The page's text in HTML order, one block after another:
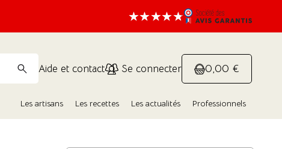
Aide et contact Se connecter 0,00 €
Les artisans Les recettes Les actualités Professionnels